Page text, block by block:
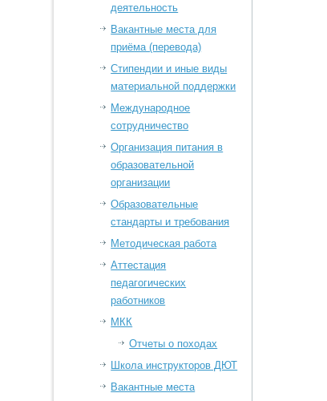
деятельность
Вакантные места для
приёма (перевода)
Стипендии и иные виды
материальной поддержки
Международное
сотрудничество
Организация питания в
образовательной
организации
Образовательные
стандарты и требования
Методическая работа
Аттестация
педагогических
работников
МКК
Отчеты о походах
Школа инструкторов ДЮТ
Вакантные места